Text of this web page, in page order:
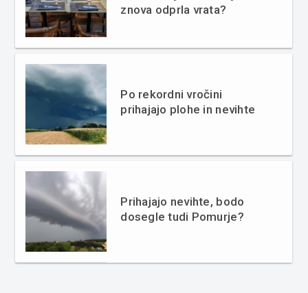
znova odprla vrata?
Po rekordni vročini
prihajajo plohe in nevihte
Prihajajo nevihte, bodo
dosegle tudi Pomurje?